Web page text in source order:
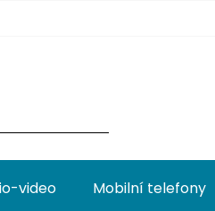
video Mobilní telefony